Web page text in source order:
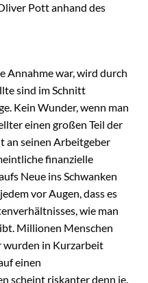
Pott anhand des
Annahme war, wird durch
sind im Schnitt
Kein Wunder, wenn man
einen großen Teil der
an seinen Arbeitgeber
finanzielle
Neue ins Schwanken
vor Augen, dass es
wie man
Millionen Menschen
wurden in Kurzarbeit
einen
scheint riskanter denn je.